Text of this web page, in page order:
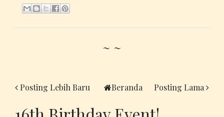
~ ~
Posting Lebih Baru Posting Lama
Beranda